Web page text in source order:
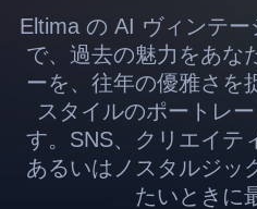
Eltima の AI ヴィンテ
で、過去の魅力をあな
ーを、往年の優雅さを
スタイルのポートレ
す。SNS、クリエイテ
あるいはノスタルジッ
たいときに